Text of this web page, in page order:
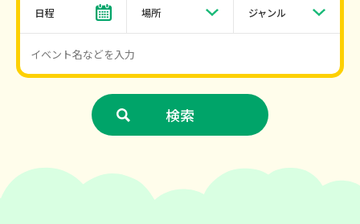
日程 場所 ジャンル